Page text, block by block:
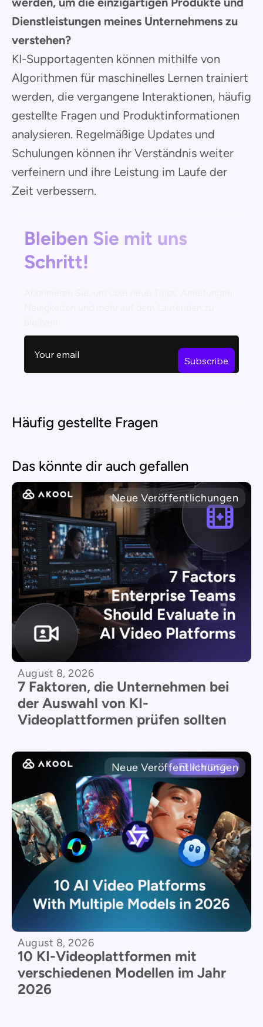
Dienstleistungen meines Unternehmens zu
verstehen?
KI-Supportagenten können mithilfe von
Algorithmen für maschinelles Lernen trainiert
werden, die vergangene Interaktionen, häufig
gestellte Fragen und Produktinformationen
analysieren. Regelmäßige Updates und
Schulungen können ihr Verständnis weiter
verfeinern und ihre Leistung im Laufe der
Zeit verbessern.
Bleiben Sie mit uns
Schritt!
Häufig gestellte Fragen
Das könnte dir auch gefallen
Neue Veröffentlichungen
August 8, 2026
7 Faktoren, die Unternehmen bei
der Auswahl von KI-
Videoplattformen prüfen sollten
Neue Veröffentlichungen
August 8, 2026
10 KI-Videoplattformen mit
verschiedenen Modellen im Jahr
2026